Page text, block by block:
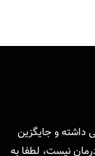
داشته و جایگزین
نیست، لطفا به